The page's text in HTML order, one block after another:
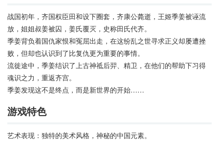
战国初年，齐国权臣田和设下圈套，齐康公薨逝，王姬季姜被诬流
放，姐姐叔姜被囚，姜氏覆灭，史称田氏代齐。
季姜背负着国仇家恨和冤屈出走，在这纷乱之世寻求正义却屡遭挫
败，但却也认识到了比复仇更为重要的事情。
流徙途中，季姜结识了上古神祗后羿、精卫，在他们的帮助下习得
魂识之力，重返齐宫。
季姜发现这不是终点，而是新世界的开始……
游戏特色
艺术表现：独特的美术风格，神秘的中国元素。